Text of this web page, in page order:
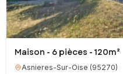
Maison - 6 pièces - 120m²
Asnieres-Sur-Oise (95270)